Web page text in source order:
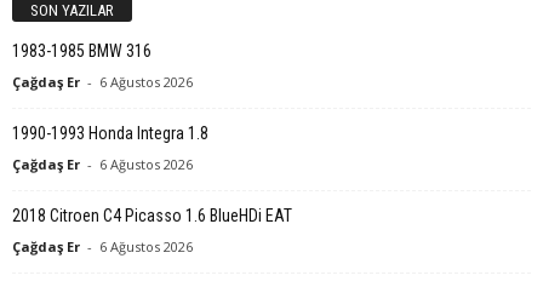
SON YAZILAR
1983-1985 BMW 316
Çağdaş Er - 6 Ağustos 2026
1990-1993 Honda Integra 1.8
Çağdaş Er - 6 Ağustos 2026
2018 Citroen C4 Picasso 1.6 BlueHDi EAT
Çağdaş Er - 6 Ağustos 2026